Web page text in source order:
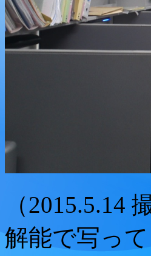
（
解能で写っ